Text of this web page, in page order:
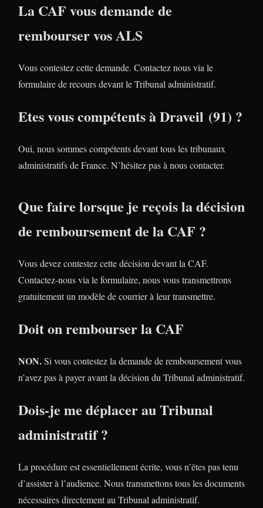
La CAF vous demande de
rembourser vos ALS
Vous contestez cette demande. Contactez nous via le
formulaire de recours devant le Tribunal administratif.
Etes vous compétents à Draveil (91) ?
Oui, nous sommes compétents devant tous les tribunaux
administratifs de France. N’hésitez pas à nous contacter.
Que faire lorsque je reçois la décision
de remboursement de la CAF ?
Vous devez contestez cette décision devant la CAF.
Contactez-nous via le formulaire, nous vous transmettrons
gratuitement un modèle de courrier à leur transmettre.
Doit on rembourser la CAF
NON.Si vous contestez la demande de remboursement vous
n’avez pas à payer avant la décision du Tribunal administratif.
Dois-je me déplacer au Tribunal
administratif ?
La procédure est essentiellement écrite, vous n’êtes pas tenu
d’assister à l’audience. Nous transmettons tous les documents
nécessaires directement au Tribunal administratif.